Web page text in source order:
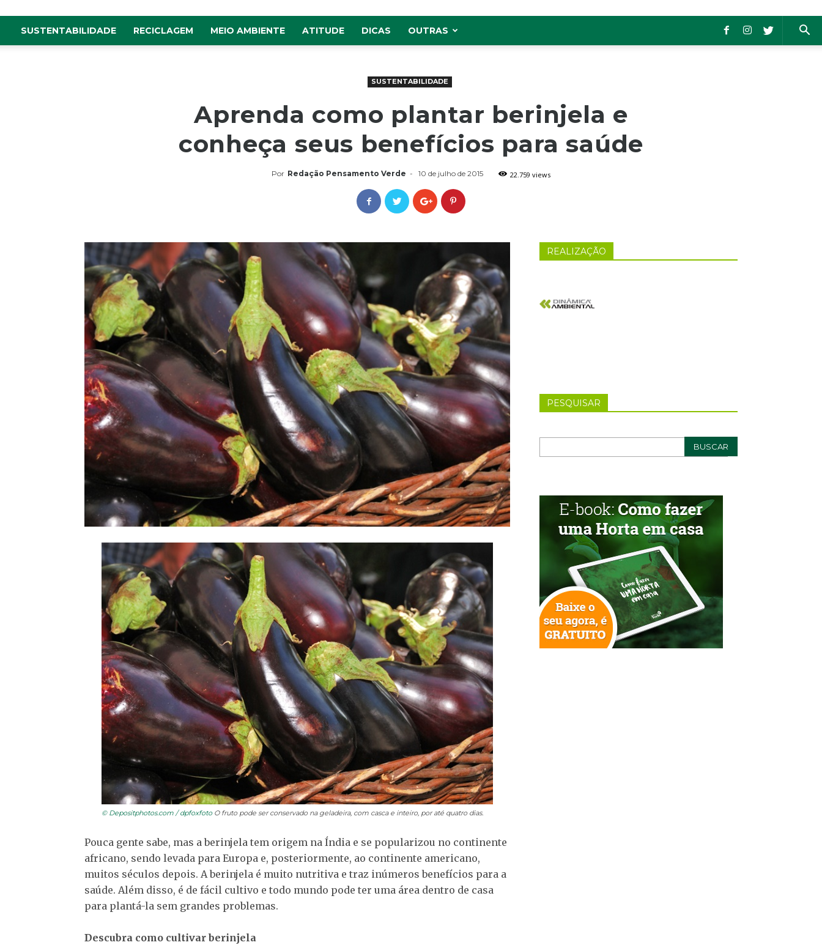
SUSTENTABILIDADE RECICLAGEM MEIO AMBIENTE ATITUDE DICAS OUTRAS
SUSTENTABILIDADE
Aprenda como plantar berinjela e
conheça seus benefícios para saúde
Por Redação Pensamento Verde - 10 de julho de 2015 22.759 views
© Depositphotos.com / dpfoxfotoO fruto pode ser conservado na geladeira, com casca e inteiro, por até quatro dias.
Pouca gente sabe, mas a berinjela tem origem na Índia e se popularizou no continente
africano, sendo levada para Europa e, posteriormente, ao continente americano,
muitos séculos depois. A berinjela é muito nutritiva e traz inúmeros benefícios para a
saúde. Além disso, é de fácil cultivo e todo mundo pode ter uma área dentro de casa
para plantá-la sem grandes problemas.
Descubra como cultivar berinjela
REALIZAÇÃO
PESQUISAR